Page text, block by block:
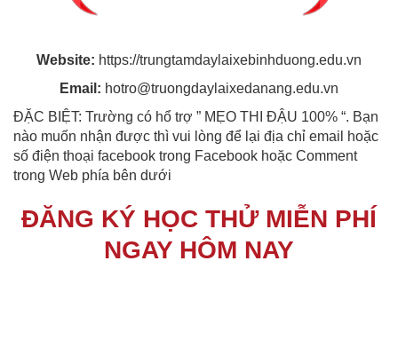
Website: https://trungtamdaylaixebinhduong.edu.vn
Email: hotro@truongdaylaixedanang.edu.vn
ĐẶC BIỆT: Trường có hổ trợ ” MẸO THI ĐẬU 100% “. Bạn
nào muốn nhận được thì vui lòng để lại địa chỉ email hoặc
số điện thoại facebook trong Facebook hoặc Comment
trong Web phía bên dưới
ĐĂNG KÝ HỌC THỬ MIỄN PHÍ
NGAY HÔM NAY